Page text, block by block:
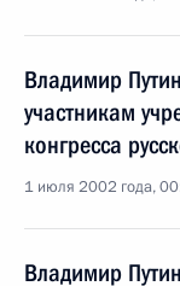
Владимир
участникам
конгресса
1 июля 2002 года,
Владимир